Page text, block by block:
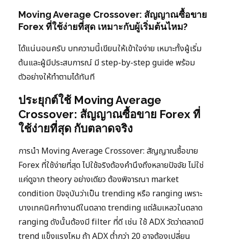
Moving Average Crossover: สัญญาณซื้อขาย
Forex ที่ใช้ง่ายที่สุด เหมาะกับผู้เริ่มต้นไหม?
ได้แน่นอนครับ บทความนี้เขียนให้เข้าใจง่าย เหมาะทั้งผู้เริ่ม
ต้นและผู้มีประสบการณ์ มี step-by-step guide พร้อม
ตัวอย่างให้ทำตามได้ทันที
ประยุกต์ใช้ Moving Average
Crossover: สัญญาณซื้อขาย Forex ที่
ใช้ง่ายที่สุด กับตลาดจริง
การนำ Moving Average Crossover: สัญญาณซื้อขาย
Forex ที่ใช้ง่ายที่สุด ไปใช้จริงต้องคำนึงถึงหลายปัจจัย ไม่ใช่
แค่ดูจาก theory อย่างเดียว ต้องพิจารณา market
condition ปัจจุบันว่าเป็น trending หรือ ranging เพราะ
บางเทคนิคทำงานดีในตลาด trending แต่ล้มเหลวในตลาด
ranging ดังนั้นต้องมี filter ที่ดี เช่น ใช้ ADX วัดว่าตลาดมี
trend แข็งแรงไหม ถ้า ADX ต่ำกว่า 20 อาจต้องเปลี่ยน